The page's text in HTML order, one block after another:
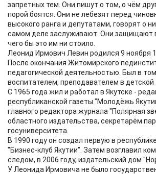
запретных тем. Они пишут о том, о чём
порой боятся. Они не лебезят перед
высокого ранга и депутатами, говорят о
самом деле заслуживают. Они защищают
чего бы это им ни стоило.
Леонид Ирмович Левин родился 9 ноября
После окончания Житомирского
педагогической деятельностью. Был в
воспитателем, преподавателем в детской
С 1965 года жил и работал в Якутске -
республиканской газеты "Молодёжь
главного редактора журнала "Полярная
областного издательства, секретарём
госуниверситета.
В 1990 году он создал первую в
"Бизнес-клуб Якутии". Затем возглавил
следом, в 2006 году, издательский дом
У Леонида Ирмовича не было